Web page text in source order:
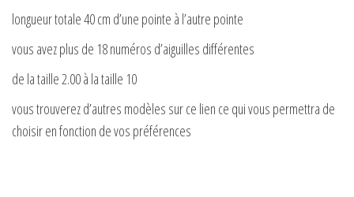
longueur totale 40 cm d’une pointe à l’autre pointe
vous avez plus de 18 numéros d’aiguilles différentes
de la taille 2.00 à la taille 10
vous trouverez d’autres modèles sur ce lien ce qui vous permettra de
choisir en fonction de vos préférences